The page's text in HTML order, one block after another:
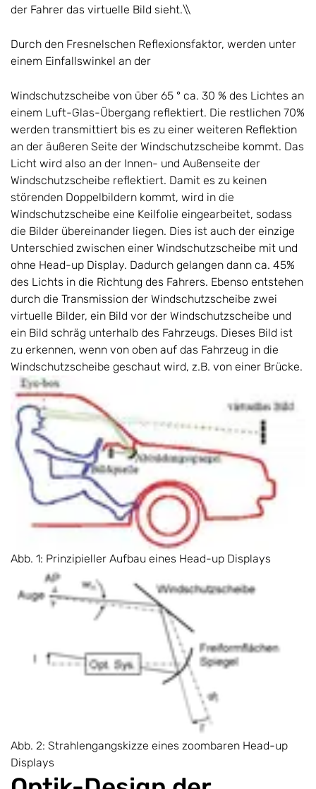
der Fahrer das virtuelle Bild sieht.\\
Durch den Fresnelschen Reflexionsfaktor, werden unter
einem Einfallswinkel an der
Windschutzscheibe von über 65 ° ca. 30 % des Lichtes an
einem Luft-Glas-Übergang reflektiert. Die restlichen 70%
werden transmittiert bis es zu einer weiteren Reflektion
an der äußeren Seite der Windschutzscheibe kommt. Das
Licht wird also an der Innen- und Außenseite der
Windschutzscheibe reflektiert. Damit es zu keinen
störenden Doppelbildern kommt, wird in die
Windschutzscheibe eine Keilfolie eingearbeitet, sodass
die Bilder übereinander liegen. Dies ist auch der einzige
Unterschied zwischen einer Windschutzscheibe mit und
ohne Head-up Display. Dadurch gelangen dann ca. 45%
des Lichts in die Richtung des Fahrers. Ebenso entstehen
durch die Transmission der Windschutzscheibe zwei
virtuelle Bilder, ein Bild vor der Windschutzscheibe und
ein Bild schräg unterhalb des Fahrzeugs. Dieses Bild ist
zu erkennen, wenn von oben auf das Fahrzeug in die
Windschutzscheibe geschaut wird, z.B. von einer Brücke.
Abb. 1: Prinzipieller Aufbau eines Head-up Displays
Abb. 2: Strahlengangskizze eines zoombaren Head-up
Displays